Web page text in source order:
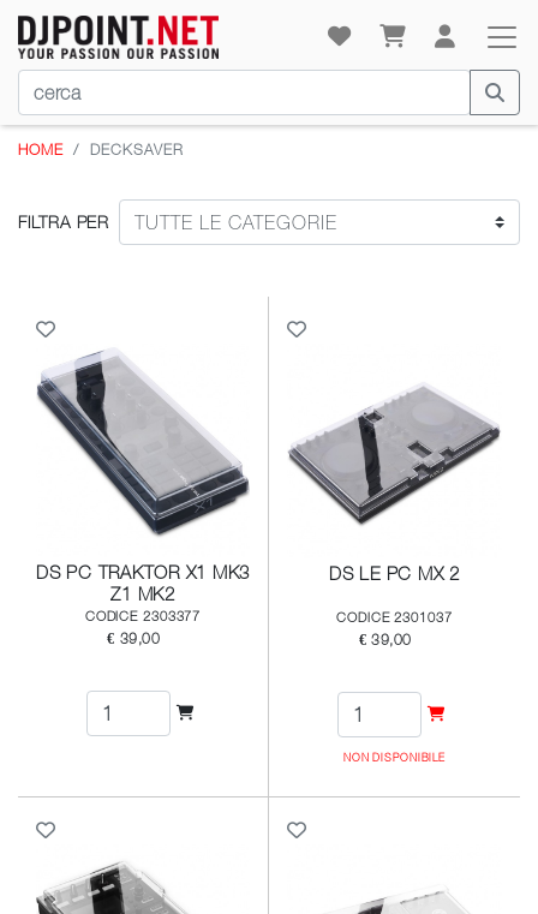
HOME DECKSAVER
FILTRA PER
DS PC TRAKTOR X1 MK3
Z1 MK2
CODICE 2303377
€ 39,00
DS LE PC MX 2
CODICE 2301037
€ 39,00
NON DISPONIBILE